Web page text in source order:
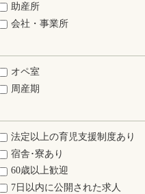
助産所
会社・事業所
オペ室
周産期
法定以上の育児支援制度あり
宿舎･寮あり
60歳以上歓迎
7日以内に公開された求人